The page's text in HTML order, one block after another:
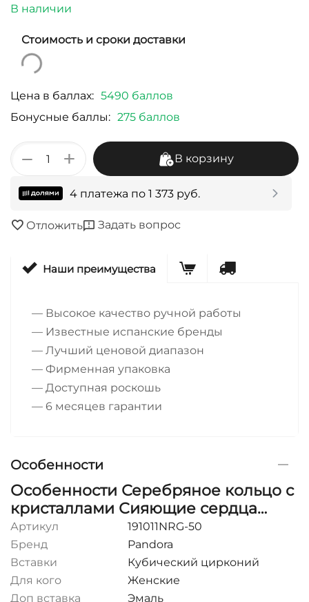
В наличии
Стоимость и сроки доставки
Цена в баллах: 5490 баллов
Бонусные баллы: 275 баллов
+
− В корзину
4 платежа по 1 373 руб.
Отложить Задать вопрос
Наши преимущества
— Высокое качество ручной работы
— Известные испанские бренды
— Лучший ценовой диапазон
— Фирменная упаковка
— Доступная роскошь
— 6 месяцев гарантии
Особенности
Особенности Серебряное кольцо с
кристаллами Сияющие сердца
Pandora
Артикул
191011NRG-50
Бренд
Pandora
Вставки
Кубический цирконий
Для кого
Женские
Доп вставка
Эмаль